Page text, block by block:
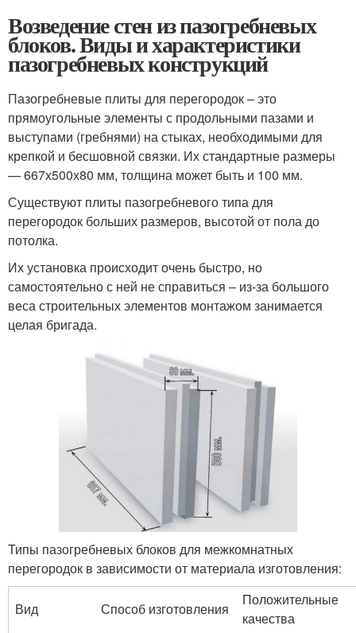
Возведение стен из пазогребневых
блоков. Виды и характеристики
пазогребневых конструкций
Пазогребневые плиты для перегородок – это
прямоугольные элементы с продольными пазами и
выступами (гребнями) на стыках, необходимыми для
крепкой и бесшовной связки. Их стандартные размеры
— 667х500х80 мм, толщина может быть и 100 мм.
Существуют плиты пазогребневого типа для
перегородок больших размеров, высотой от пола до
потолка.
Их установка происходит очень быстро, но
самостоятельно с ней не справиться – из-за большого
веса строительных элементов монтажом занимается
целая бригада.
Типы пазогребневых блоков для межкомнатных
перегородок в зависимости от материала изготовления:
Вид Способ изготовления
Положительные
качества